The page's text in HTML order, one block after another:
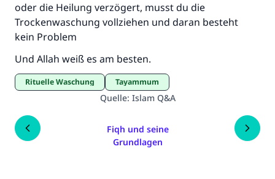
oder die Heilung verzögert, musst du die
Trockenwaschung vollziehen und daran besteht
kein Problem
Und Allah weiß es am besten.
Rituelle Waschung Tayammum
Quelle: Islam Q&A
Fiqh und seine
Grundlagen